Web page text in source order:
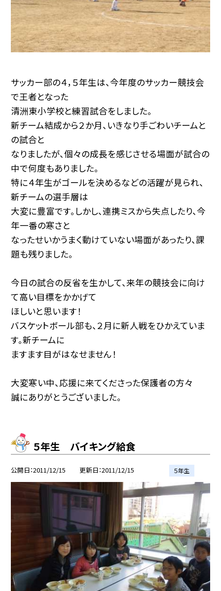
サッカー部の４，５年生は、今年度のサッカー競技会
で王者となった
清洲東小学校と練習試合をしました。
新チーム結成から２か月、いきなり手ごわいチームと
の試合と
なりましたが、個々の成長を感じさせる場面が試合の
中で何度もありました。
特に４年生がゴールを決めるなどの活躍が見られ、
新チームの選手層は
大変に豊富です。しかし、連携ミスから失点したり、今
年一番の寒さと
なったせいかうまく動けていない場面があったり、課
題も残りました。
今日の試合の反省を生かして、来年の競技会に向け
て高い目標をかかげて
ほしいと思います！
バスケットボール部も、２月に新人戦をひかえていま
す。新チームに
ますます目がはなせません！
大変寒い中、応援に来てくださった保護者の方々
誠にありがとうございました。
５年生 バイキング給食
公開日 2011/12/15 更新日 2011/12/15 ５年生